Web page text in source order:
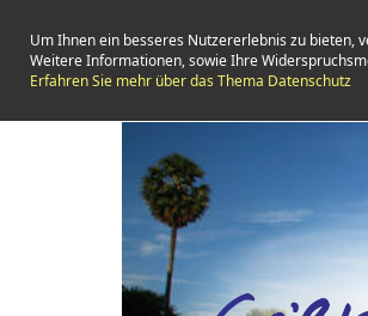
Um Ihnen ein besseres Nutzererlebnis zu bieten,
Weitere Informationen, sowie Ihre
Erfahren Sie mehr über das Thema Datenschutz